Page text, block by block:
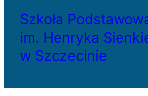
Szkoła
im. Henryka
w Szczecinie